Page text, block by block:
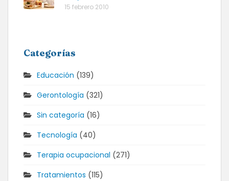
15 febrero 2010
Categorías
Educación (139)
Gerontología (321)
Sin categoría (16)
Tecnología (40)
Terapia ocupacional (271)
Tratamientos (115)